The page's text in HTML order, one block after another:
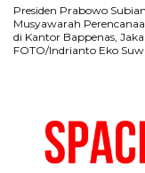
Presiden Prabowo
Musyawarah
di Kantor Bappenas,
FOTO/Indrianto Eko